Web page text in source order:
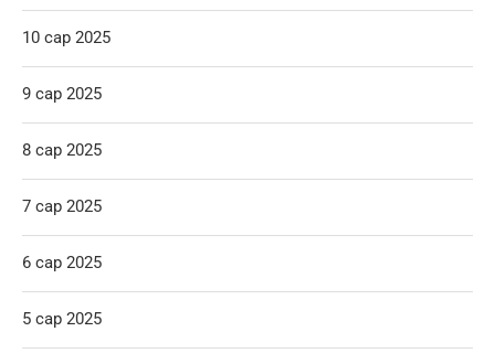
10 сар 2025
9 сар 2025
8 сар 2025
7 сар 2025
6 сар 2025
5 сар 2025